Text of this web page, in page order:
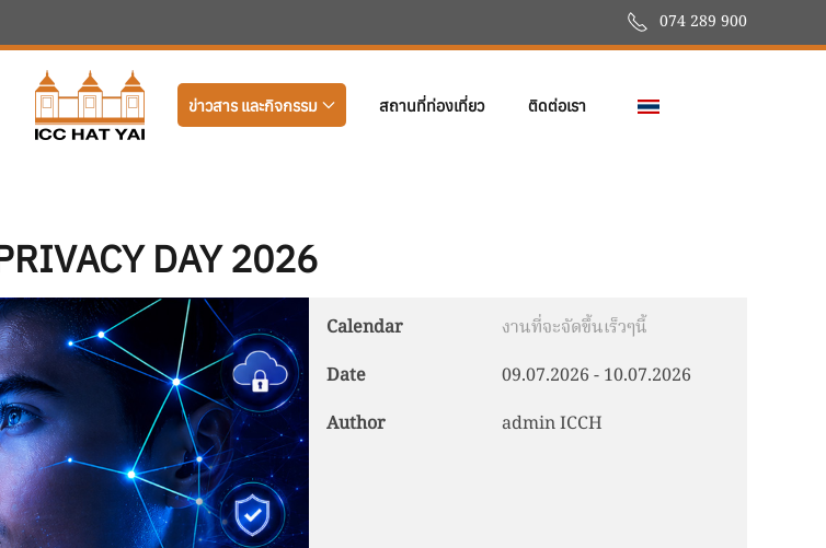
074 289 900
ข่าวสาร และกิจกรรม สถานที่ท่องเที่ยว ติดต่อเรา
DAY 2026
Calendar
งานที่จะจัดขึ้นเร็วๆนี้
Date
09.07.2026-10.07.2026
Author
admin ICCH